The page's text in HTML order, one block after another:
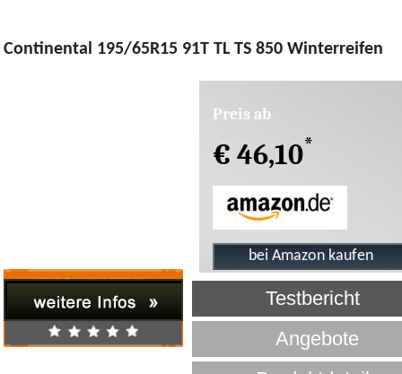
Continental 195/65R15 91T TL TS 850 Winterreifen
Preis ab
€ 46,10*